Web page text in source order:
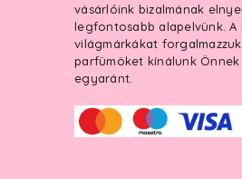
vásárlóink bizalmának
legfontosabb alapelvünk. A
világmárkákat
parfümöket kínálunk
egyaránt.